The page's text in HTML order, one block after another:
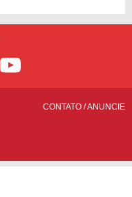
CONTATO /ANUNCIE